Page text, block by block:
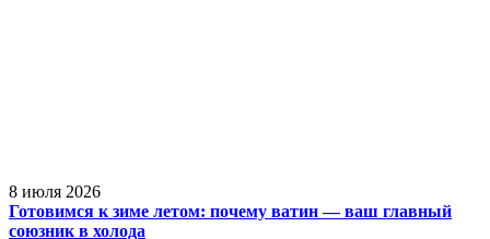
8 июля 2026
Готовимся к зиме летом: почему ватин — ваш главный
союзник в холода